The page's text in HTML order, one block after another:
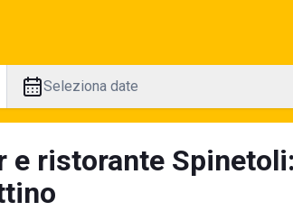
Seleziona date
e ristorante